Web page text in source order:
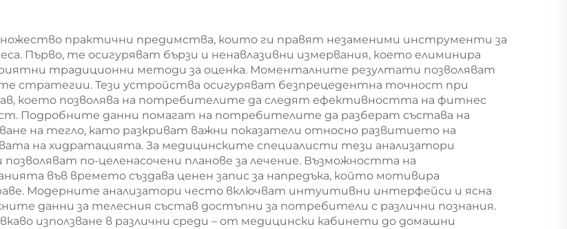
практични предимства, които ги правят незаменими инструменти за
Първо, те осигуряват бързи и ненавлазивни измервания, което елиминира
традиционни методи за оценка. Моменталните резултати позволяват
стратегии. Тези устройства осигуряват безпрецедентна точност при
което позволява на потребителите да следят ефективността на фитнес
Подробните данни помагат на потребителите да разберат състава на
на тегло, като разкриват важни показатели относно развитието на
на хидратацията. За медицинските специалисти тези анализатори
по-целенасочени планове за лечение. Възможността на
във времето създава ценен запис за напредъка, който мотивира
Модерните анализатори често включват интуитивни интерфейси и ясна
данни за телесния състав достъпни за потребители с различни познания.
използване в различни среди – от медицински кабинети до домашни